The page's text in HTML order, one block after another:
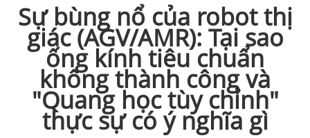
Sự bùng nổ của robot thị
giác (AGV/AMR): Tại sao
ống kính tiêu chuẩn
không thành công và
"Quang học tùy chỉnh"
thực sự có ý nghĩa gì